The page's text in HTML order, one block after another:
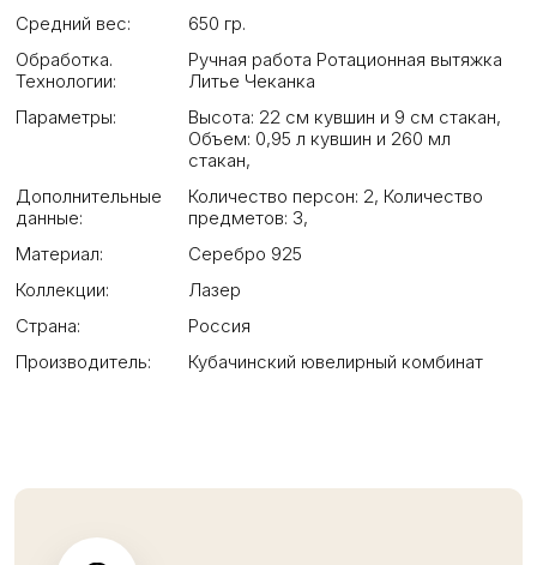
Средний вес:
650 гр.
Обработка.
Технологии:
Ручная работа Ротационная вытяжка
Литье Чеканка
Параметры:
Высота: 22 см кувшин и 9 см стакан,
Объем: 0,95 л кувшин и 260 мл
стакан,
Дополнительные
данные:
Количество персон: 2, Количество
предметов: 3,
Материал:
Серебро 925
Коллекции:
Лазер
Страна:
Россия
Производитель:
Кубачинский ювелирный комбинат